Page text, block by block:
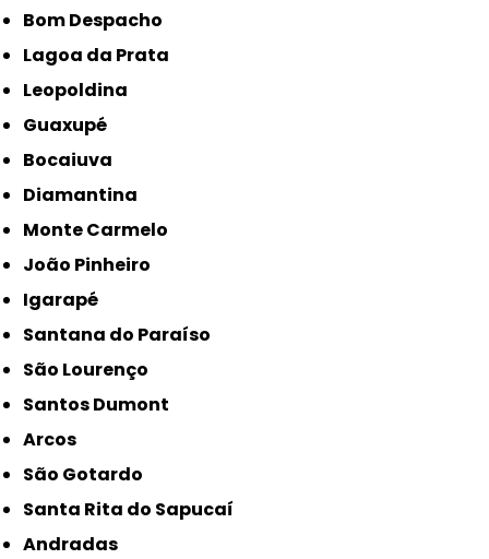
Bom Despacho
Lagoa da Prata
Leopoldina
Guaxupé
Bocaiuva
Diamantina
Monte Carmelo
João Pinheiro
Igarapé
Santana do Paraíso
São Lourenço
Santos Dumont
Arcos
São Gotardo
Santa Rita do Sapucaí
Andradas